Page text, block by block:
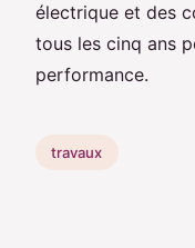
électrique et des
tous les cinq ans
performance.
travaux